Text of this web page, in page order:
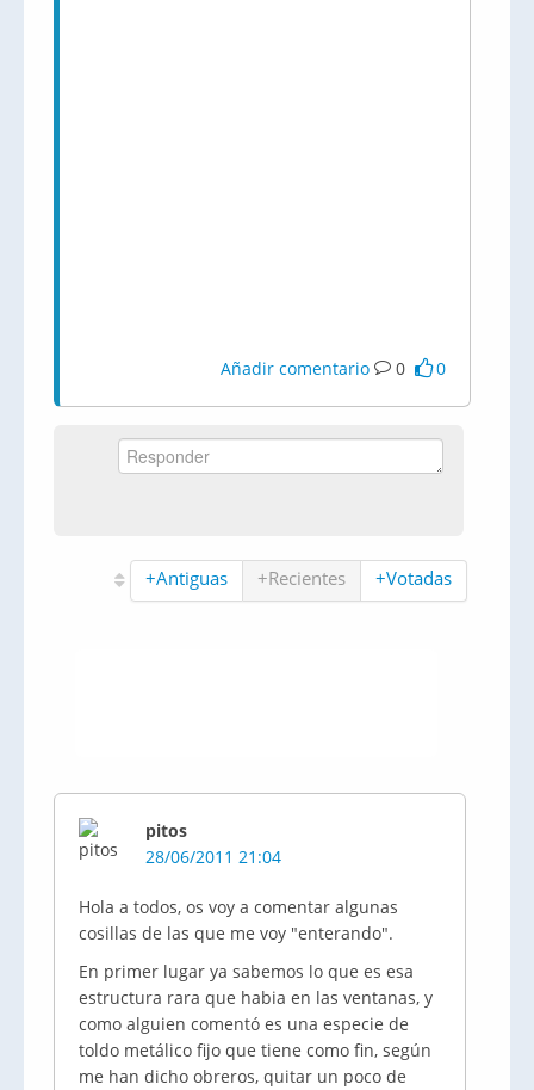
Añadir comentario 0 0
+Antiguas +Recientes +Votadas
pitos
28/06/2011 21:04
Hola a todos, os voy a comentar algunas
cosillas de las que me voy "enterando".
En primer lugar ya sabemos lo que es esa
estructura rara que habia en las ventanas, y
como alguien comentó es una especie de
toldo metálico fijo que tiene como fin, según
me han dicho obreros, quitar un poco de